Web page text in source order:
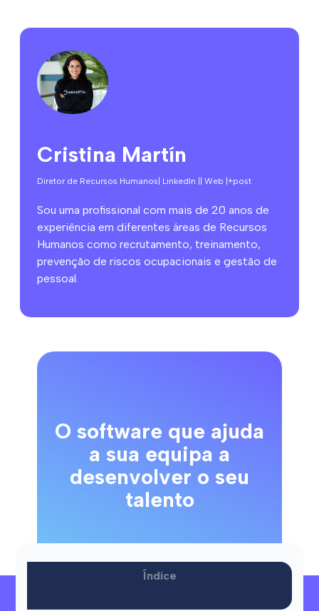
Índice
Cristina Martín
Diretor de Recursos Humanos | LinkedIn | | Web | +post
Sou uma profissional com mais de 20 anos de
experiência em diferentes áreas de Recursos
Humanos como recrutamento, treinamento,
prevenção de riscos ocupacionais e gestão de
pessoal.
O software que ajuda
a sua equipa a
desenvolver o seu
talento